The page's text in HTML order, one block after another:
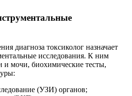
диагноза токсиколог назначает
исследования. К ним
и мочи, биохимические тесты,
(УЗИ) органов;